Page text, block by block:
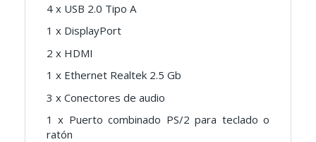
4 x USB 2.0 Tipo A
1 x DisplayPort
2 x HDMI
1 x Ethernet Realtek 2.5 Gb
3 x Conectores de audio
1 x Puerto combinado PS/2 para teclado o
ratón